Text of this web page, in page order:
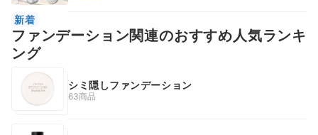
新着
ファンデーション関連のおすすめ人気ランキ
ング
シミ隠しファンデーション
63商品